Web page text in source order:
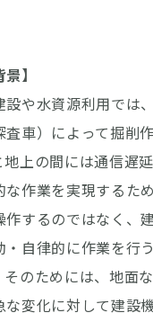
】
や水資源利用では
査車）によって掘削
地上の間には通信遅
作業を実現するため
作するのではなく、
・自律的に作業を行
のためには、地面
な変化に対して建設